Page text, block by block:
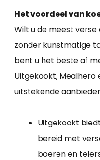
Het voordeel van
Wilt u de meest
zonder kunstmatige
bent u het beste af
Uitgekookt, Mealhero
uitstekende
Uitgekookt
bereid met
boeren en